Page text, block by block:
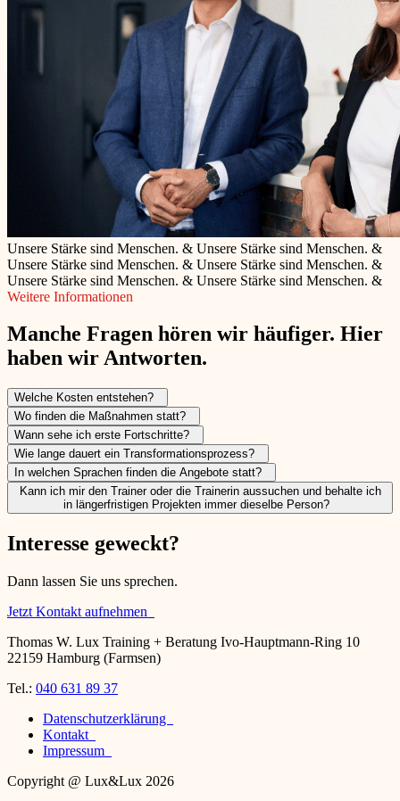
Unsere Stärke sind Menschen. & Unsere Stärke sind Menschen. &
Unsere Stärke sind Menschen. & Unsere Stärke sind Menschen. &
Unsere Stärke sind Menschen. & Unsere Stärke sind Menschen. &
Weitere Informationen
Manche Fragen hören wir häufiger. Hier
haben wir Antworten.
Welche Kosten entstehen?
Wo finden die Maßnahmen statt?
Wann sehe ich erste Fortschritte?
Wie lange dauert ein Transformationsprozess?
In welchen Sprachen finden die Angebote statt?
Kann ich mir den Trainer oder die Trainerin aussuchen und behalte ich
in längerfristigen Projekten immer dieselbe Person?
Interesse geweckt?
Dann lassen Sie uns sprechen.
Jetzt Kontakt aufnehmen
Thomas W. Lux Training + Beratung Ivo-Hauptmann-Ring 10
22159 Hamburg (Farmsen)
Tel.: 040 631 89 37
Datenschutzerklärung
Kontakt
Impressum
Copyright @ Lux&Lux 2026